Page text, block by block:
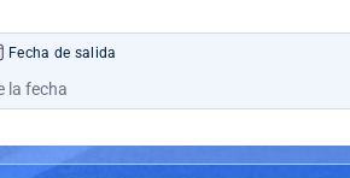
Fecha de salida